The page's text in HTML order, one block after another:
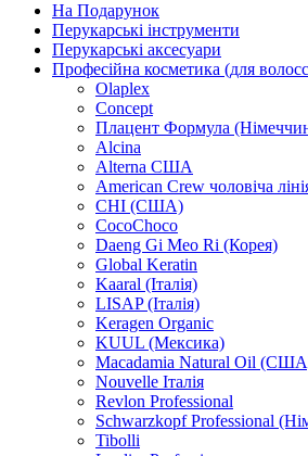
На Подарунок
Перукарські інструменти
Перукарські аксесуари
Професійна косметика (для
Olaplex
Concept
Плацент Формула
Alcina
Alterna США
American Crew чоловіча
CHI (США)
CocoChoco
Daeng Gi Meo Ri (Корея)
Global Keratin
Kaaral (Італія)
LISAP (Італія)
Keragen Organic
KUUL (Мексика)
Macadamia Natural Oil
Nouvelle Італія
Revlon Professional
Schwarzkopf Professional
Tibolli